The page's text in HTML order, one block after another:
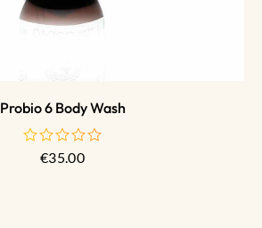
Probio 6 Body Wash
€35.00